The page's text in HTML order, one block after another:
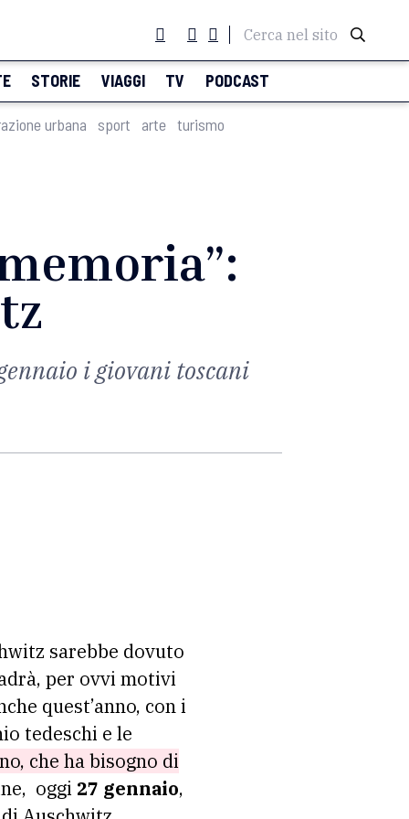
Cerca nel sito
STORIE VIAGGI TV PODCAST
urbana sport arte turismo
i giovani toscani
sarebbe dovuto
per ovvi motivi
quest’anno, con i
tedeschi e le
che ha bisogno di
oggi 27 gennaio,